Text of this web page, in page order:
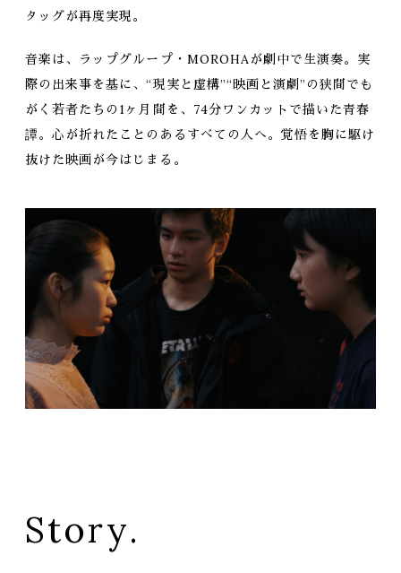
タッグが再度実現。
音楽は、ラップグループ・MOROHAが劇中で生演奏。実
際の出来事を基に、“現実と虚構”“映画と演劇”の狭間でも
がく若者たちの1ヶ月間を、74分ワンカットで描いた青春
譚。心が折れたことのあるすべての人へ。覚悟を胸に駆け
抜けた映画が今はじまる。
Story.